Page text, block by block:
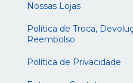
Nossas Lojas
Política de Troca,
Reembolso
Política de Privacidade